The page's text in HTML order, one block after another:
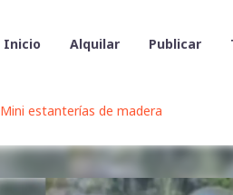
Inicio Alquilar Publicar
Mini estanterías de madera